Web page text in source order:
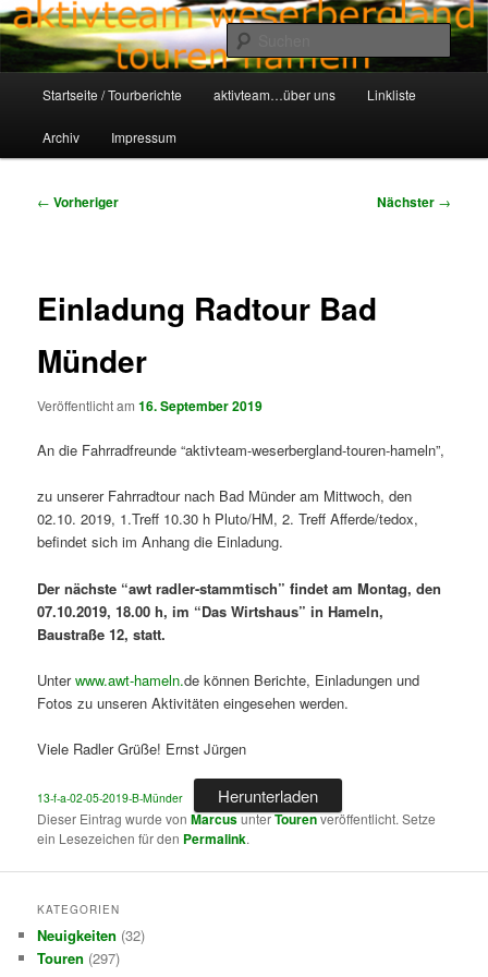
Zum
primären
Inhalt
springenawt-hameln.de
Aktivteam-Weserbergland-Touren-Hameln
Startseite / Tourberichte aktivteam…über uns Linkliste
Archiv Impressum
Beitragsnavigation
← Vorheriger Nächster →
Einladung Radtour Bad
Münder
Veröffentlicht am16. September 2019
An die Fahrradfreunde “aktivteam-weserbergland-touren-hameln”,
zu unserer Fahrradtour nach Bad Münder am Mittwoch, den
02.10. 2019, 1.Treff 10.30 h Pluto/HM, 2. Treff Afferde/tedox,
befindet sich im Anhang die Einladung.
Der nächste “awt radler-stammtisch” findet am Montag, den
07.10.2019, 18.00 h, im “Das Wirtshaus” in Hameln,
Baustraße 12, statt.
Unterwww.awt-hameln.de können Berichte, Einladungen und
Fotos zu unseren Aktivitäten eingesehen werden.
Viele Radler Grüße! Ernst Jürgen
13-f-a-02-05-2019-B-Münder Herunterladen
Dieser Eintrag wurde vonMarcusunterTourenveröffentlicht. Setze
ein Lesezeichen für den Permalink.
KATEGORIEN
Neuigkeiten (32)
Touren (297)